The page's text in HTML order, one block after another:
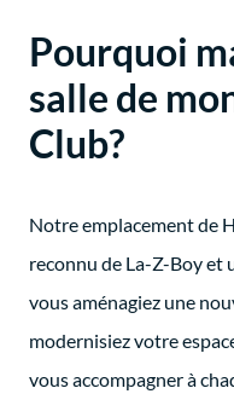
Pourquoi
salle de
Club?
Notre emplacement de
reconnu de La-Z-Boy et
vous aménagiez une
modernisiez votre
vous accompagner à